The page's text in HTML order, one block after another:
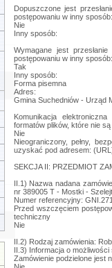
Dopuszczone jest
postępowaniu w inny sposób:
Nie
Inny sposób:
Wymagane jest
postępowaniu w inny sposób:
Tak
Inny sposób:
Forma pisemna
Adres:
Gmina Suchedniów - Urząd
Komunikacja
formatów plików, które nie
Nie
Nieograniczony, pełny,
uzyskać pod adresem:
SEKCJA II: PRZEDMIOT
II.1) Nazwa nadana
nr 389005 T - Mostki -
Numer referencyjny:
Przed wszczęciem
techniczny
Nie
II.2) Rodzaj zamówienia:
II.3) Informacja o
Zamówienie podzielone jest